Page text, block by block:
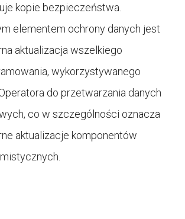
kopie bezpieczeństwa.
elementem ochrony danych jest
aktualizacja wszelkiego
wykorzystywanego
do przetwarzania danych
co w szczególności oznacza
aktualizacje komponentów